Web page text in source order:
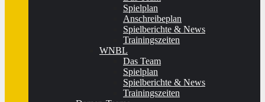
Spielplan
Anschreibeplan
Spielberichte & News
Trainingszeiten
WNBL
Das Team
Spielplan
Spielberichte & News
Trainingszeiten